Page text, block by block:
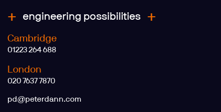
engineering possibilities
Cambridge
01223 264 688
London
020 7637 7870
pd@peterdann.com